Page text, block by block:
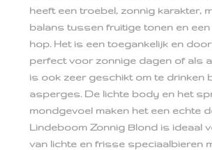
heeft een troebel, zonnig karakter,
balans tussen fruitige tonen en
hop. Het is een toegankelijk en
perfect voor zonnige dagen of als
is ook zeer geschikt om te drinken
asperges. De lichte body en het
mondgevoel maken het een echte
Lindeboom Zonnig Blond is ideaal
van lichte en frisse speciaalbieren